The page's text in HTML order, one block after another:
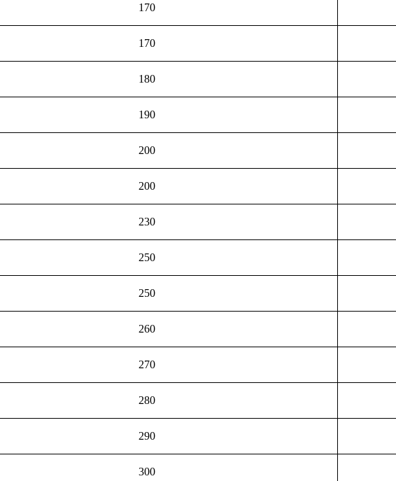
170
170
180
190
200
200
230
250
250
260
270
280
290
300